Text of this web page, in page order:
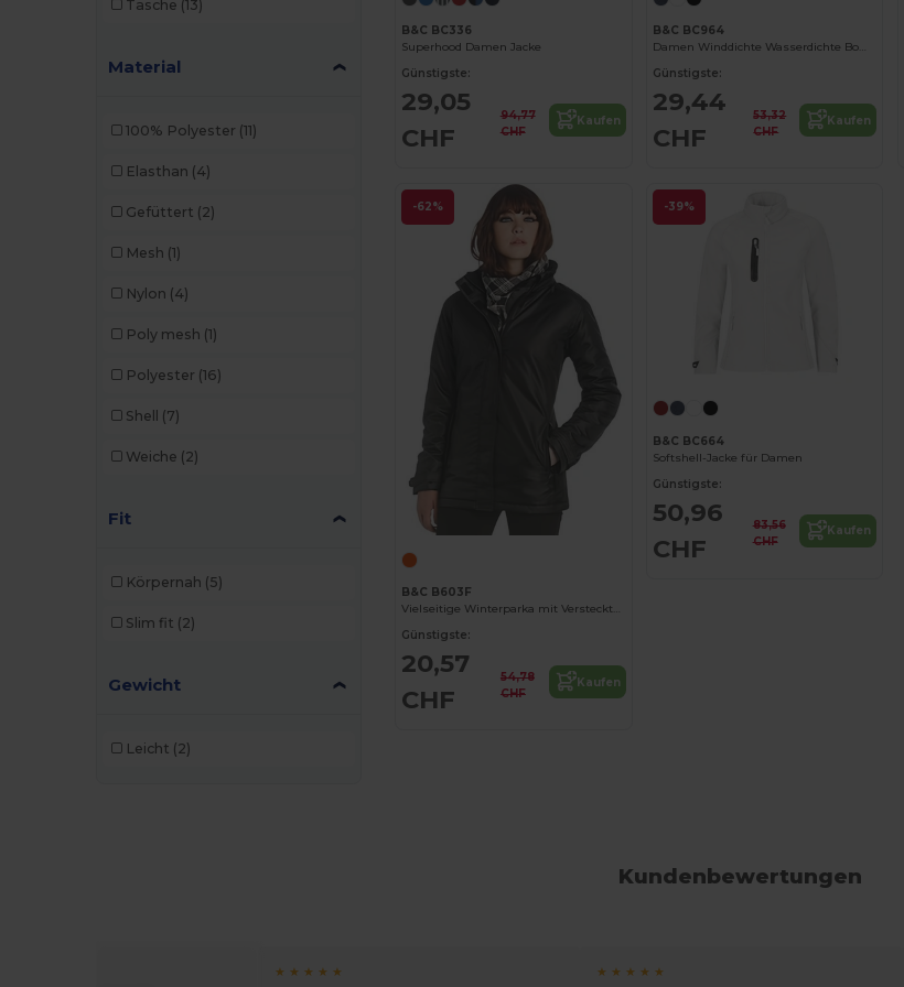
Tasche (13)
Material
100% Polyester (11)
Elasthan (4)
Gefüttert (2)
Mesh (1)
Nylon (4)
Poly mesh (1)
Polyester (16)
Shell (7)
Weiche (2)
Fit
Körpernah (5)
Slim fit (2)
Gewicht
Leicht (2)
B&C BC336
Superhood Damen Jacke
Günstigste:
29,05
CHF
94,77
CHF
Kaufen
B&C BC964
Damen Winddichte Wasserdichte Bomberjacke
Günstigste:
29,44
CHF
53,32
CHF
Kaufen
-62%
B&C B603F
Vielseitige Winterparka mit Versteckter Kapuze
Günstigste:
20,57
CHF
54,78
CHF
Kaufen
-39%
B&C BC664
Softshell-Jacke für Damen
Günstigste:
50,96
CHF
83,56
CHF
Kaufen
Kundenbewertungen
★ ★ ★ ★ ★ ★ ★ ★ ★ ★